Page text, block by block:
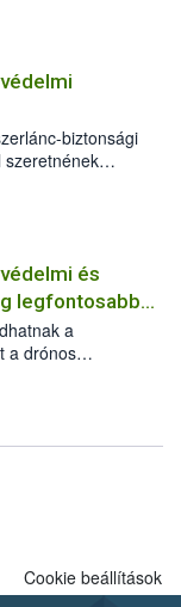
biztonsági
szeretnének
tevékenységet
és
legfontosabb
a
a drónos
Cookie beállítások